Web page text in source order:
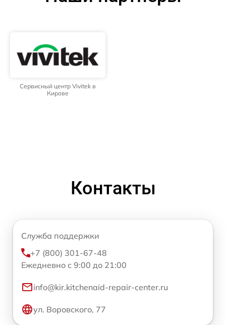
Сервисный центр Vivitek в
Кирове
Контакты
Служба поддержки
+7 (800) 301-67-48
Ежедневно с 9:00 до 21:00
info@kir.kitchenaid-repair-center.ru
ул. Воровского, 77